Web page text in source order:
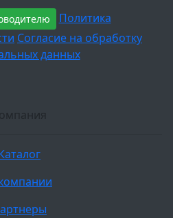
Политика
Согласие на обработку
данных
Компания